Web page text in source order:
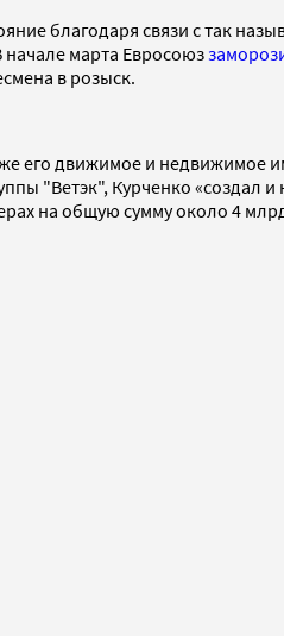
благодаря связи с так
марта Евросоюз
в розыск.
его движимое и недвижимое
"Ветэк", Курченко «создал
на общую сумму около 4